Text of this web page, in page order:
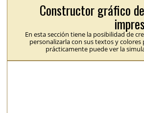
Constructor gráfico
En esta sección tiene la posibilidad de
personalizarla con sus textos y
prácticamente puede ver la